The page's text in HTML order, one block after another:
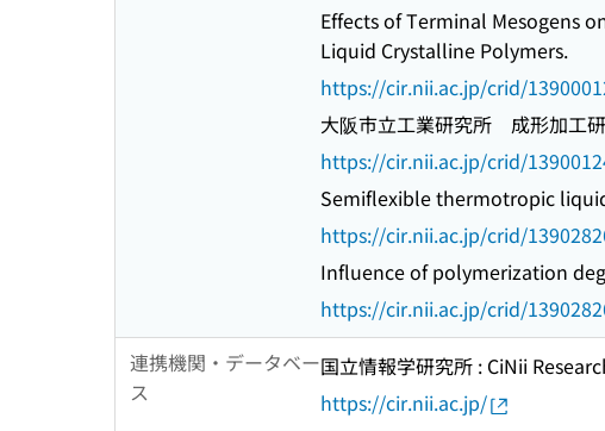
Effects of Terminal Mesogens
Liquid Crystalline Polymers.
https://cir.nii.ac.jp/crid/
大阪市立工業研究所 成形加工
https://cir.nii.ac.jp/crid/
Semiflexible thermotropic
https://cir.nii.ac.jp/crid/
Influence of polymerization
https://cir.nii.ac.jp/crid/
連携機関・データベー
ス
国立情報学研究所 : CiNii
https://cir.nii.ac.jp/